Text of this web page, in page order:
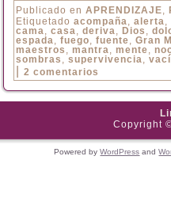
Publicado en APRENDIZAJE,
Etiquetado acompaña, alerta,
cama, casa, deriva, Dios ,
espada, fuego, fuente, Gran
maestros , mantra, mente,
sombras , supervivencia,
2 comentarios
Copyright
Powered byWordPress and